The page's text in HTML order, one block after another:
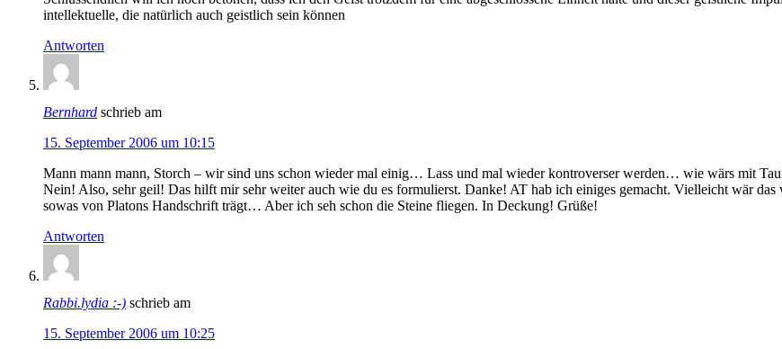
intellektuelle, die natürlich auch geistlich sein können
Antworten
Bernhard schrieb am
15. September 2006 um 10:15
Mann mann mann, Storch – wir sind uns schon wieder mal einig… Lass und mal wieder kontroverser werden… wie wärs mit
Nein! Also, sehr geil! Das hilft mir sehr weiter auch wie du es formulierst. Danke! AT hab ich einiges gemacht. Vielleicht wär das
sowas von Platons Handschrift trägt… Aber ich seh schon die Steine fliegen. In Deckung! Grüße!
Antworten
Rabbi.lydia :-) schrieb am
15. September 2006 um 10:25